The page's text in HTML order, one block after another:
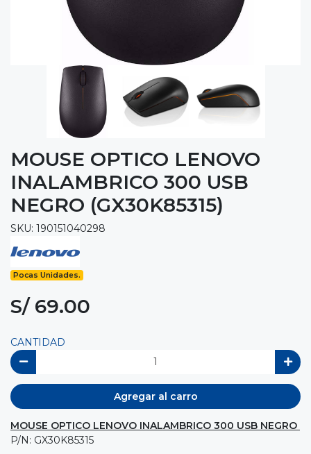
MOUSE OPTICO LENOVO
INALAMBRICO 300 USB
NEGRO (GX30K85315)
SKU: 190151040298
Pocas Unidades.
S/ 69.00
CANTIDAD
Agregar al carro
MOUSE OPTICO LENOVO INALAMBRICO 300 USB NEGRO
P/N: GX30K85315